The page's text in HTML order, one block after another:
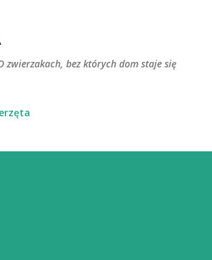
zwierzakach, bez których dom staje się